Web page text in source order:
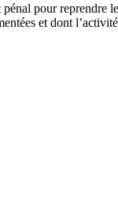
pour reprendre
et dont